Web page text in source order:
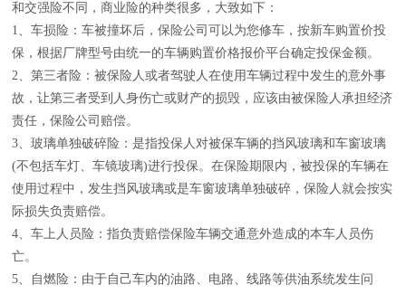
和交强险不同，商业险的种类很多，大致如下：
1、车损险：车被撞坏后，保险公司可以为您修车，按新车购置价投
保，根据厂牌型号由统一的车辆购置价格报价平台确定投保金额。
2、第三者险：被保险人或者驾驶人在使用车辆过程中发生的意外事
故，让第三者受到人身伤亡或财产的损毁，应该由被保险人承担经济
责任，保险公司赔偿。
3、玻璃单独破碎险：是指投保人对被保车辆的挡风玻璃和车窗玻璃
(不包括车灯、车镜玻璃)进行投保。在保险期限内，被投保的车辆在
使用过程中，发生挡风玻璃或是车窗玻璃单独破碎，保险人就会按实
际损失负责赔偿。
4、车上人员险：指负责赔偿保险车辆交通意外造成的本车人员伤
亡。
5、自燃险：由于自己车内的油路、电路、线路等供油系统发生问